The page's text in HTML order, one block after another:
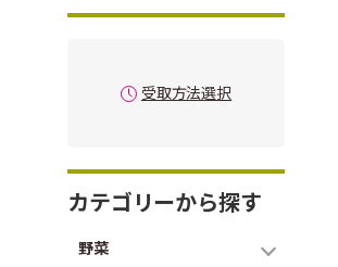
受取方法選択
カテゴリーから探す
野菜